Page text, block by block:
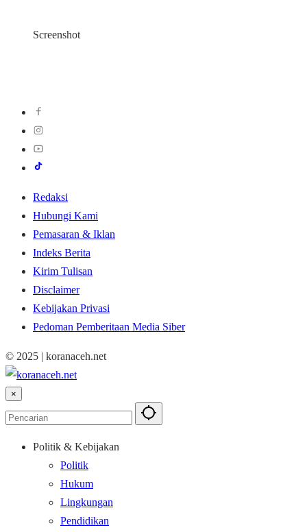
Screenshot
Redaksi
Hubungi Kami
Pemasaran & Iklan
Indeks Berita
Kirim Tulisan
Disclaimer
Kebijakan Privasi
Pedoman Pemberitaan Media Siber
© 2025 | koranaceh.net
×
Politik & Kebijakan
Politik
Hukum
Lingkungan
Pendidikan